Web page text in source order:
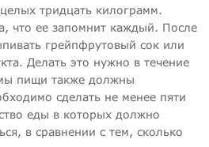
тридцать килограмм.
что ее запомнит каждый. После
грейпфрутовый сок или
Делать это нужно в течение
пищи также должны
сделать не менее пяти
еды в которых должно
в сравнении с тем, сколько